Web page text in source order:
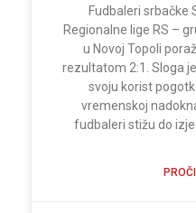
Fudbaleri srbačke
Regionalne lige RS –
u Novoj Topoli
rezultatom 2:1. Sloga
svoju korist
vremenskoj
fudbaleri stižu do